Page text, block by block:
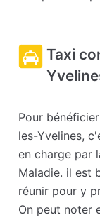
Taxi
Pour
les-Yvelines,
en charge par
Maladie. il est
réunir pour y
On peut noter